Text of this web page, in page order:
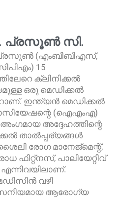
പ്രസൂൺ സി.
(എംബിബിഎസ്,
15
ക്ലിനിക്കൽ
ഒരു മെഡിക്കൽ
ഇന്ത്യൻ മെഡിക്കൽ
(ഐഎംഎ)
അദ്ദേഹത്തിന്റെ
താൽപ്പര്യങ്ങൾ
രോഗ മാനേജ്മെന്റ്,
ഫിറ്റ്നസ്, പാലിയേറ്റീവ്
വഴി
ആരോഗ്യ